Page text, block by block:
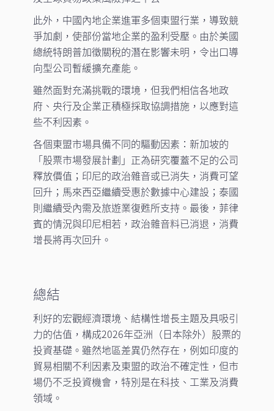
此外，中國內地企業進軍多個東盟行業，導致競
爭加劇，使部份當地企業的盈利受壓。由於美國
總統特朗普加徵關稅的潛在影響未明，令出口導
向型公司暫緩擴充產能。
雖然面對充滿挑戰的環境，但我們相信各地政
府、央行及企業正積極採取協調措施，以應對這
些不利因素。
各個東盟市場具備不同的驅動因素：新加坡的
「股票市場發展計劃」正為研究覆蓋不足的公司
釋放價值；印尼的政治雜音或已消失，消費可望
回升；馬來西亞繼續受惠於數據中心建設；泰國
則繼續受內需及旅遊業復甦所支持。最後，菲律
賓的情況與印尼相若，政治雜音料已消退，消費
增長將再次回升。
總結
利好的宏觀經濟環境、結構性增長主題及具吸引
力的估值，構成2026年亞洲（日本除外）股票的
投資基礎。雖然地區差異仍然存在，例如印度的
貿易相關不利因素及東盟的政治不確定性，但市
場仍不乏投資機會，特別是在科技、工業及消費
領域。